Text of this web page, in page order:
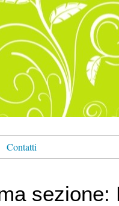
Contatti
sezione: